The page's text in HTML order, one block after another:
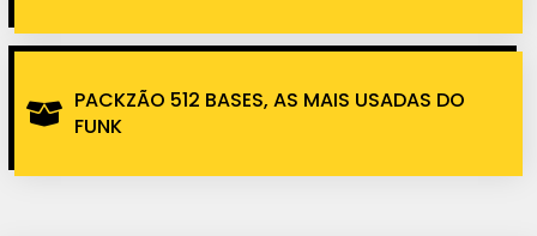
PACKZÃO 512 BASES, AS MAIS USADAS DO
FUNK